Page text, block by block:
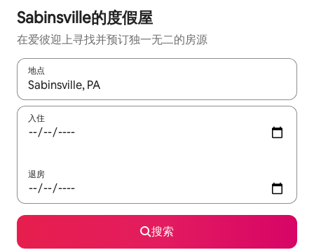
Sabinsville的度假屋
在爱彼迎上寻找并预订独一无二的房源
地点
如有搜索结果，请使用上下方向键查看，或通过点击或滑动手势
入住
退房
搜索